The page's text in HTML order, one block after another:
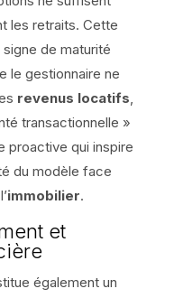
les retraits. Cette
de maturité
le gestionnaire ne
revenus locatifs,
transactionnelle »
proactive qui inspire
du modèle face
immobilier.
et
également un